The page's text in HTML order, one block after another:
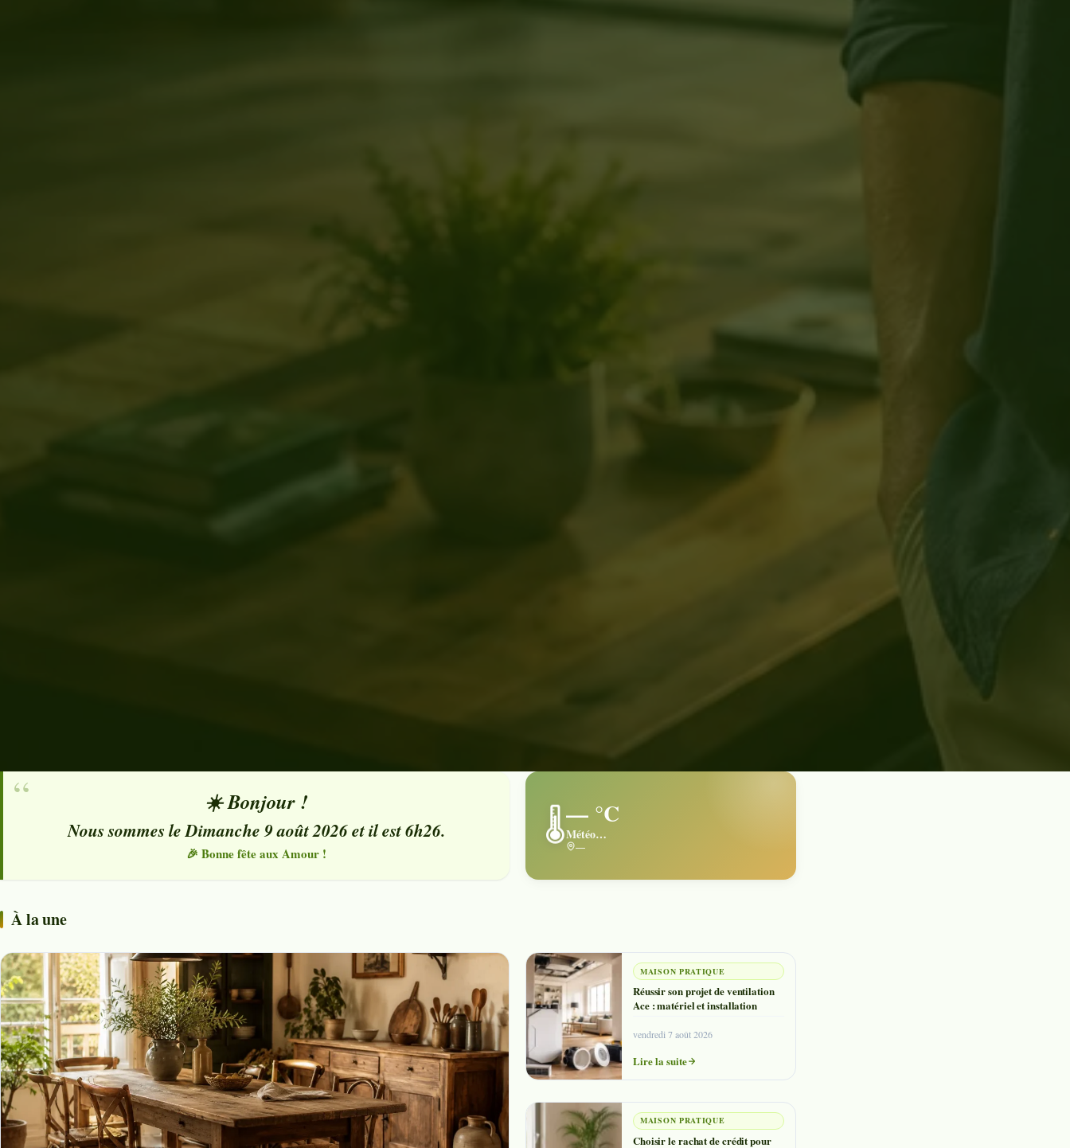
☀️ Bonjour !
Nous sommes le Dimanche 9 août 2026 et il est 6h26.
🎉 Bonne fête aux Amour !
🌡️— °C
Météo…
—
À la une
MAISON PRATIQUE
Réussir son projet de ventilation
Ace : matériel et installation
vendredi 7 août 2026
Lire la suite
MAISON PRATIQUE
Choisir le rachat de crédit pour